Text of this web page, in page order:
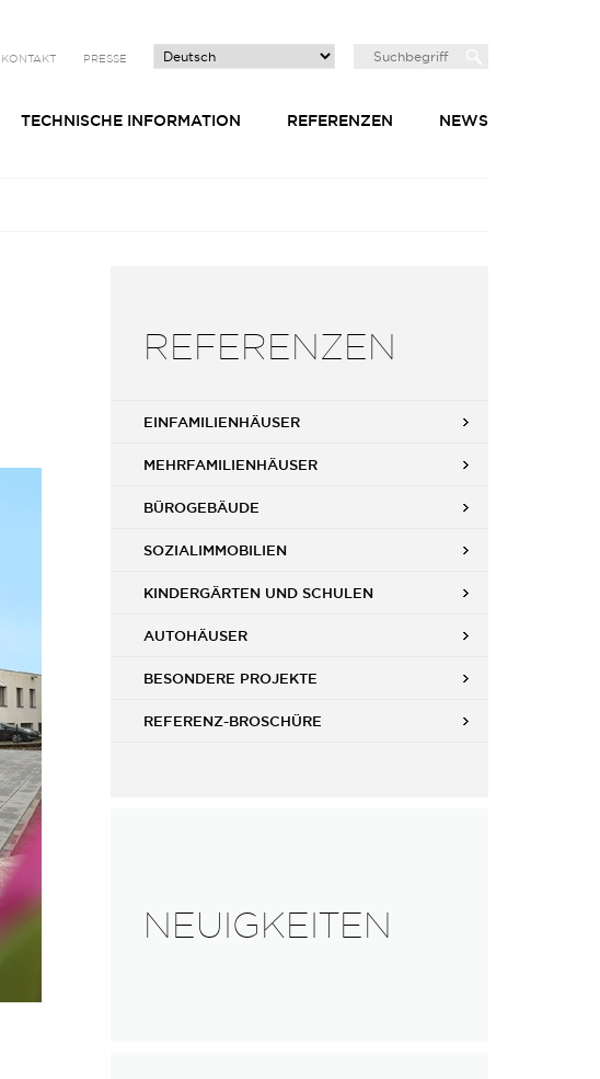
TECHNISCHE INFORMATION REFERENZEN NEWS
KONTAKT PRESSE
REFERENZEN
EINFAMILIENHÄUSER
MEHRFAMILIENHÄUSER
BÜROGEBÄUDE
SOZIALIMMOBILIEN
KINDERGÄRTEN UND SCHULEN
AUTOHÄUSER
BESONDERE PROJEKTE
REFERENZ-BROSCHÜRE
NEUIGKEITEN